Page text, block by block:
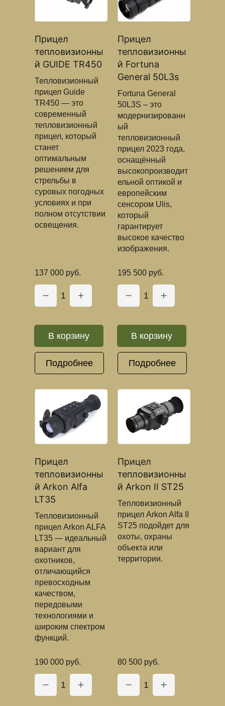
Прицел
тепловизионны
й GUIDE TR450
Тепловизионный
прицел Guide
TR450 — это
современный
тепловизионный
прицел, который
станет
оптимальным
решением для
стрельбы в
суровых погодных
условиях и при
полном отсутствии
освещения.
137 000 руб.
1
В корзину
Подробнее
Прицел
тепловизионны
й Fortuna
General 50L3s
Fortuna General
50L3S – это
модернизированн
ый
тепловизионный
прицел 2023 года,
оснащённый
высокопроизводит
ельной оптикой и
европейским
сенсором Ulis,
который
гарантирует
высокое качество
изображения.
195 500 руб.
1
В корзину
Подробнее
Прицел
тепловизионны
й Arkon Alfa
LT35
Тепловизионный
прицел Arkon ALFA
LT35 — идеальный
вариант для
охотников,
отличающийся
превосходным
качеством,
передовыми
технологиями и
широким спектром
функций.
190 000 руб.
1
Прицел
тепловизионны
й Arkon II ST25
Тепловизионный
прицел Arkon Alfa II
ST25 подойдет для
охоты, охраны
объекта или
территории.
80 500 руб.
1